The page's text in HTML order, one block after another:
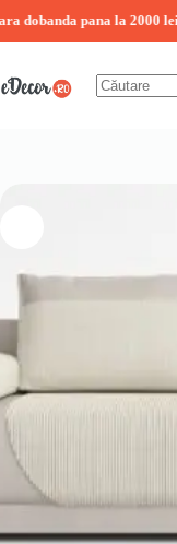
pana la 2000 lei ◆
conținut